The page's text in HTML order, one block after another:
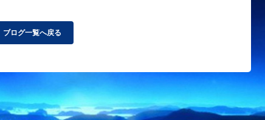
ブログ一覧へ戻る